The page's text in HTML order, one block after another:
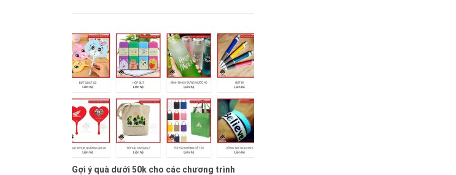
Gợi ý quà dưới 50k cho các chương trình